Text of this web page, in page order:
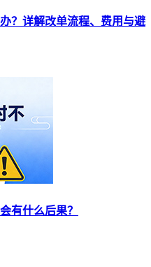
？详解改单流程、费用与避
有什么后果？